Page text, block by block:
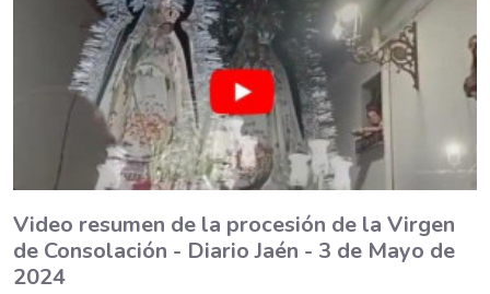
Video resumen de la procesión de la Virgen
de Consolación - Diario Jaén - 3 de Mayo de
2024